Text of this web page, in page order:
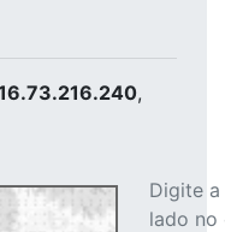
,
Digite
lado no